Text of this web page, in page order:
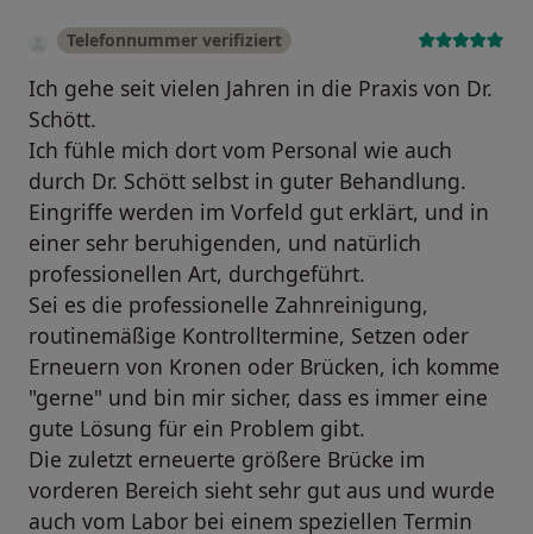
Telefonnummer verifiziert
Ich gehe seit vielen Jahren in die Praxis von Dr.
Schött.
Ich fühle mich dort vom Personal wie auch
durch Dr. Schött selbst in guter Behandlung.
Eingriffe werden im Vorfeld gut erklärt, und in
einer sehr beruhigenden, und natürlich
professionellen Art, durchgeführt.
Sei es die professionelle Zahnreinigung,
routinemäßige Kontrolltermine, Setzen oder
Erneuern von Kronen oder Brücken, ich komme
"gerne" und bin mir sicher, dass es immer eine
gute Lösung für ein Problem gibt.
Die zuletzt erneuerte größere Brücke im
vorderen Bereich sieht sehr gut aus und wurde
auch vom Labor bei einem speziellen Termin